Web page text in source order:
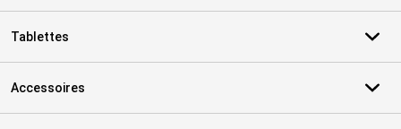
Tablettes
Accessoires